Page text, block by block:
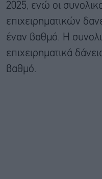
2025, ενώ οι
επιχειρηματικών
έναν βαθμό. Η
επιχειρηματικά
βαθμό.